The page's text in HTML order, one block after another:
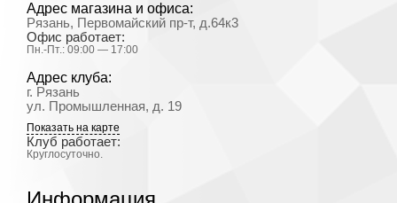
Адрес магазина и офиса:
Рязань, Первомайский пр-т, д.64к3
Офис работает:
Пн.-Пт.: 09:00 — 17:00
Адрес клуба:
г. Рязань
ул. Промышленная, д. 19
Показать на карте
Клуб работает:
Круглосуточно.